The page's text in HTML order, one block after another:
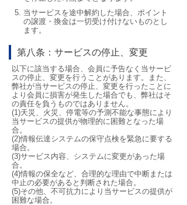
当サービスを途中解約した場合、ポイント
の譲渡・換金は一切受け付けないものとし
ます。
第八条：サービスの停止、変更
以下に該当する場合、会員に予告なく当サービ
スの停止、変更を行うことがあります。また、
弊社が当サービスの停止、変更を行ったことに
より会員に損害が発生した場合でも、弊社はそ
の責任を負うものではありません。
(1)天災、火災、停電等の予測不能な事態により
当サービスの提供が物理的に困難となった場
合。
(2)情報伝達システムの保守点検を緊急に要する
場合。
(3)サービス内容、システムに変更があった場
合。
(4)情報の保全など、合理的な理由で中断または
中止の必要があると判断された場合。
(5)その他、不可抗力により当サービスの提供が
困難な場合。